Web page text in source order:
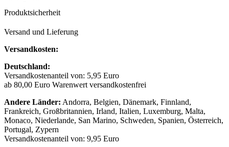
Produktsicherheit
Versand und Lieferung
Versandkosten:
Deutschland:
Versandkostenanteil von: 5,95 Euro
ab 80,00 Euro Warenwert versandkostenfrei
Andere Länder: Andorra, Belgien, Dänemark, Finnland,
Frankreich, Großbritannien, Irland, Italien, Luxemburg, Malta,
Monaco, Niederlande, San Marino, Schweden, Spanien, Österreich,
Portugal, Zypern
Versandkostenanteil von: 9,95 Euro